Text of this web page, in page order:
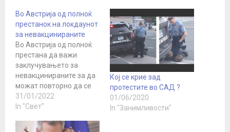
Во Австрија од полноќ
престанок на локдаунот
за невакцинираните
Во Австрија од полноќ
престана да важи
заклучувањето за
невакцинираните за да
можат повторно да се
движат слободно
надвор од домовите без
казнети. Имено,
31/01/2022
In "Свет"
Кој се крие зад
протестите во САД ?
01/06/2020
In "Занимливости"